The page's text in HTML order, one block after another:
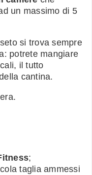
un massimo di 5
si trova sempre
potrete mangiare
il tutto
cantina.
;
taglia ammessi